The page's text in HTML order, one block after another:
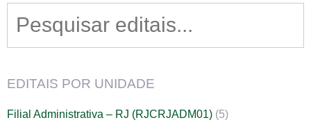
Search
for:
EDITAIS POR UNIDADE
Filial Administrativa – RJ (RJCRJADM01) (5)